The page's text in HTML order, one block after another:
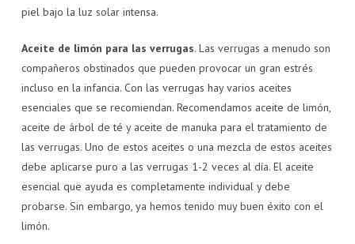
piel bajo la luz solar intensa.
Aceite de limón para las verrugas. Las verrugas a menudo son
compañeros obstinados que pueden provocar un gran estrés
incluso en la infancia. Con las verrugas hay varios aceites
esenciales que se recomiendan. Recomendamos aceite de limón,
aceite de árbol de té y aceite de manuka para el tratamiento de
las verrugas. Uno de estos aceites o una mezcla de estos aceites
debe aplicarse puro a las verrugas 1-2 veces al día. El aceite
esencial que ayuda es completamente individual y debe
probarse. Sin embargo, ya hemos tenido muy buen éxito con el
limón.